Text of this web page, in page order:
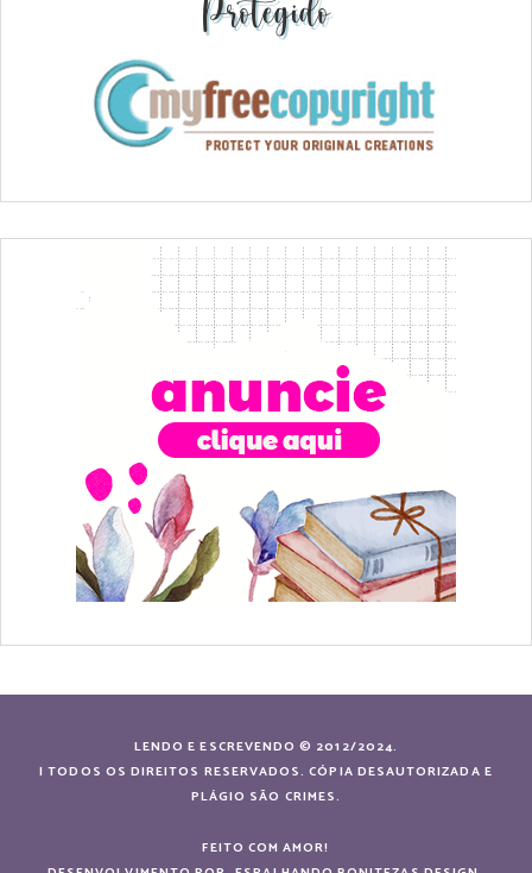
Protegido
LENDO E ESCREVENDO © 2012/2024.
| TODOS OS DIREITOS RESERVADOS. CÓPIA DESAUTORIZADA E
PLÁGIO SÃO CRIMES.
FEITO COM AMOR!